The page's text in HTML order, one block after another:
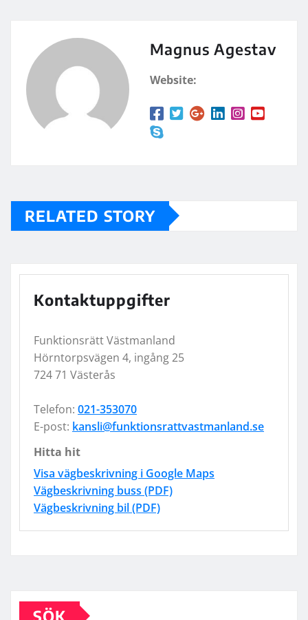
Magnus Agestav
Website:
RELATED STORY
Kontaktuppgifter
Funktionsrätt Västmanland
Hörntorpsvägen 4, ingång 25
724 71 Västerås
Telefon: 021-353070
E-post: kansli@funktionsrattvastmanland.se
Hitta hit
Visa vägbeskrivning i Google Maps
Vägbeskrivning buss (PDF)
Vägbeskrivning bil (PDF)
SÖK